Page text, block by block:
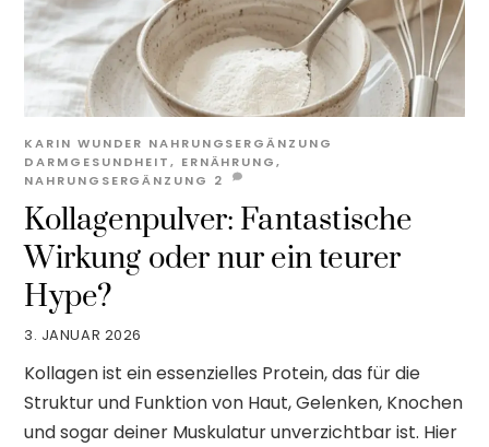
3. JANUAR 2026
Kollagenpulver: Fantastische
Wirkung oder nur ein teurer
Hype?
KARIN WUNDER NAHRUNGSERGÄNZUNG
DARMGESUNDHEIT, ERNÄHRUNG,
NAHRUNGSERGÄNZUNG 2
Kollagen ist ein essenzielles Protein, das für die
Struktur und Funktion von Haut, Gelenken, Knochen
und sogar deiner Muskulatur unverzichtbar ist. Hier